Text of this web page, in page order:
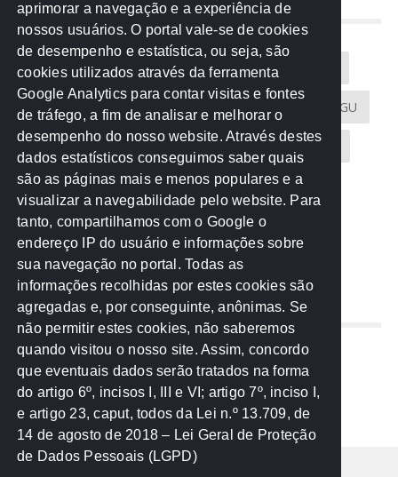
NUVEM DE TAGS
Acontece na Rede AGU AMM
Atricon Audicom CAU-MT CGU
CREA-MT Eventos MPC-MT MPE-MT
MPF Notícias PF PGE-MT PGR
Receita Federal Sem categoria
TCE-MT TCU TRE
REDE NOS ESTADOS
Mato Grosso do Sul
Paraná
Nacional
aprimorar a navegação e a experiência de
nossos usuários. O portal vale-se de cookies
de desempenho e estatística, ou seja, são
cookies utilizados através da ferramenta
Google Analytics para contar visitas e fontes
de tráfego, a fim de analisar e melhorar o
desempenho do nosso website. Através destes
dados estatísticos conseguimos saber quais
são as páginas mais e menos populares e a
visualizar a navegabilidade pelo website. Para
tanto, compartilhamos com o Google o
endereço IP do usuário e informações sobre
sua navegação no portal. Todas as
informações recolhidas por estes cookies são
agregadas e, por conseguinte, anônimas. Se
não permitir estes cookies, não saberemos
quando visitou o nosso site. Assim, concordo
que eventuais dados serão tratados na forma
do artigo 6º, incisos I, III e VI; artigo 7º, inciso I,
e artigo 23, caput, todos da Lei n.º 13.709, de
14 de agosto de 2018 – Lei Geral de Proteção
de Dados Pessoais (LGPD)